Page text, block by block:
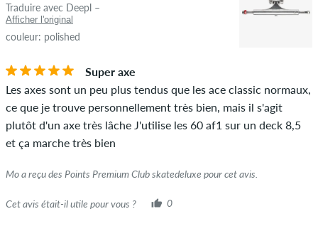
Traduire avec Deepl –
Afficher l'original
couleur: polished
Super axe
Les axes sont un peu plus tendus que les ace classic normaux,
ce que je trouve personnellement très bien, mais il s'agit
plutôt d'un axe très lâche J'utilise les 60 af1 sur un deck 8,5
et ça marche très bien
Mo a reçu des Points Premium Club skatedeluxe pour cet avis.
Cet avis était-il utile pour vous ? 0